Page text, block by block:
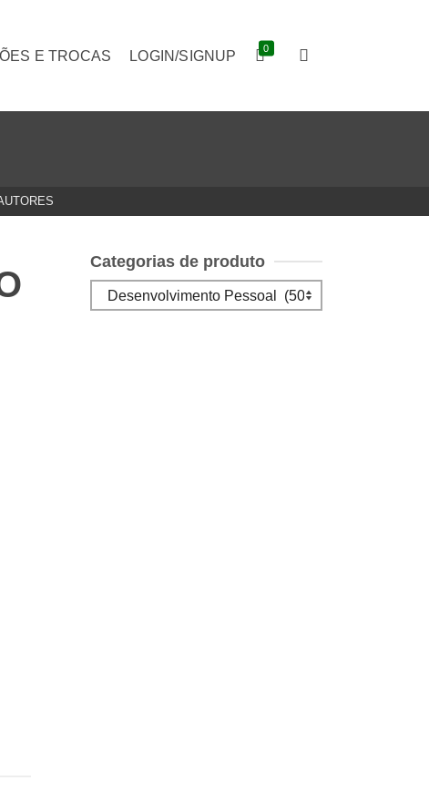
E TROCAS LOGIN/SIGNUP 0
Categorias de produto